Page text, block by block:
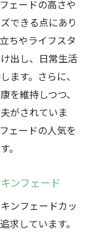
由多様なス
気の裏側
イルが高崎市
される理由
もたらす新し
行する理由
ェードの高さや
できる点にあり
ちやライフスタ
出し、日常生活
ます。さらに、
を維持しつつ、
がされていま
ェードの人気を
。
ンフェード
ンフェードカッ
求しています。